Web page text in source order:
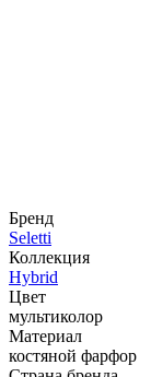
Бренд
Seletti
Коллекция
Hybrid
Цвет
мультиколор
Материал
костяной фарфор